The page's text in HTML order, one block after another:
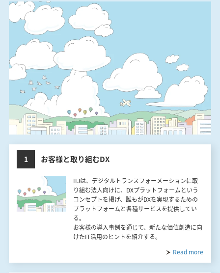
1 お客様と取り組むDX
IIJは、デジタルトランスフォーメーションに取
り組む法人向けに、DXプラットフォームという
コンセプトを掲げ、誰もがDXを実現するための
プラットフォームと各種サービスを提供してい
る。
お客様の導入事例を通じて、新たな価値創造に向
けたIT活用のヒントを紹介する。
Read more